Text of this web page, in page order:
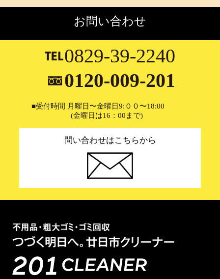
お問い合わせ
0829-39-2240
0120-009-201
■受付時間 月曜日〜金曜日9:００〜18:00
(金曜日は16：00まで)
問い合わせはこちらから